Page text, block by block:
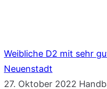
Weibliche D2 mit sehr
Neuenstadt
27. Oktober 2022